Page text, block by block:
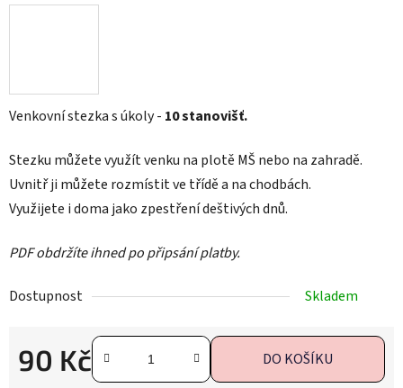
Venkovní stezka s úkoly - 10 stanovišť.
Stezku můžete využít venku na plotě MŠ nebo na zahradě.
Uvnitř ji můžete rozmístit ve třídě a na chodbách.
Využijete i doma jako zpestření deštivých dnů.
PDF obdržíte ihned po připsání platby.
Dostupnost Skladem
90 Kč DO KOŠÍKU